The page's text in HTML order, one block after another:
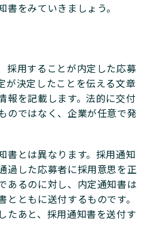
をみていきましょう。
採用することが内定した応募
が決定したことを伝える文章
報を記載します。法的に交付
のではなく、企業が任意で発
書とは異なります。採用通知
過した応募者に採用意思を正
あるのに対し、内定通知書は
ともに送付するものです。
たあと、採用通知書を送付す